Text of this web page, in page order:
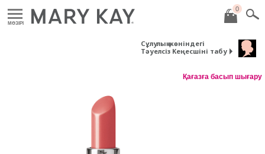
MӘЗІРІ
0
Сұлулық жөніндегі
Тәуелсіз Кеңесшіні табу
Қағазға басып шығару